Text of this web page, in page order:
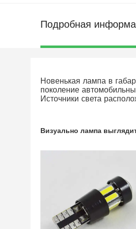
Подробная
Новенькая лампа в
поколение
Источники света
Визуально лампа